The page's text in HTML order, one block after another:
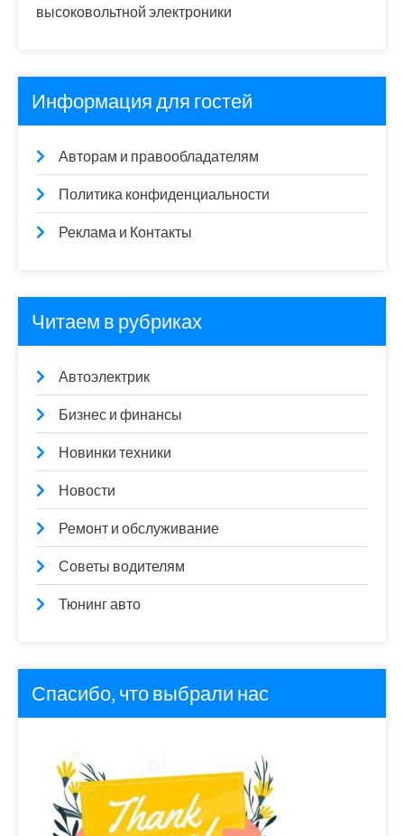
высоковольтной электроники
Информация для гостей
Авторам и правообладателям
Политика конфиденциальности
Реклама и Контакты
Читаем в рубриках
Автоэлектрик
Бизнес и финансы
Новинки техники
Новости
Ремонт и обслуживание
Советы водителям
Тюнинг авто
Спасибо, что выбрали нас